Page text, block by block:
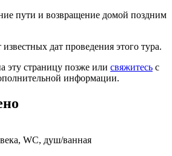
пути и возвращение домой поздним
дат проведения этого тура.
эту страницу позже или свяжитесь с
информации.
WC, душ/ванная